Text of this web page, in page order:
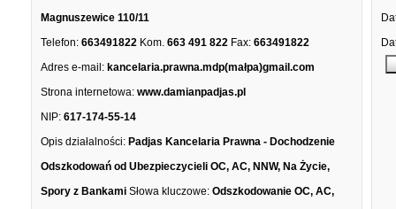
Magnuszewice 110/11
Telefon: 663491822 Kom. 663 491 822 Fax: 663491822
Adres e-mail: kancelaria.prawna.mdp(małpa)gmail.com
Strona internetowa: www.damianpadjas.pl
NIP: 617-174-55-14
Opis działalności: Padjas Kancelaria Prawna - Dochodzenie
Odszkodowań od Ubezpieczycieli OC, AC, NNW, Na Życie,
Spory z Bankami Słowa kluczowe: Odszkodowanie OC, AC,